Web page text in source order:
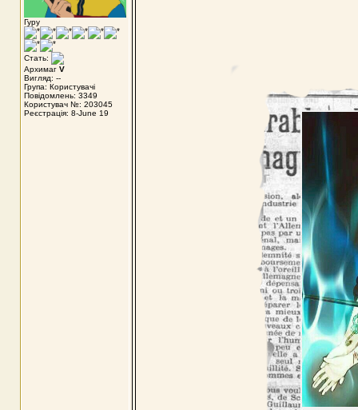
Гуру
Стать:
Архимаг V
Вигляд: --
Група: Користувачі
Повідомлень: 3349
Користувач №: 203045
Реєстрація: 8-June 19